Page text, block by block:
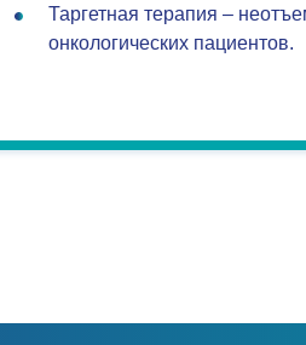
Таргетная терапия –
онкологических пациентов.